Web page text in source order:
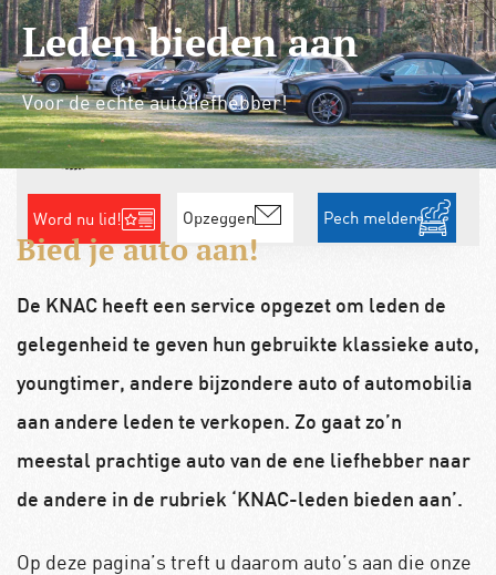
Bezoekers vandaag : 334 Gisteren : 633 Contact
Zoeken 0
Word nu lid! Opzeggen Pech melden
Leden bieden aan
Voor de echte autoliefhebber!
Bied je auto aan!
De KNAC heeft een service opgezet om leden de
gelegenheid te geven hun gebruikte klassieke auto,
youngtimer, andere bijzondere auto of automobilia
aan andere leden te verkopen. Zo gaat zo’n
meestal prachtige auto van de ene liefhebber naar
de andere in de rubriek ‘KNAC-leden bieden aan’.
Op deze pagina’s treft u daarom auto’s aan die onze